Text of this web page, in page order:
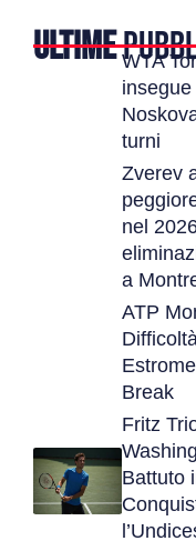
ULTIMEWTA
turni
Zverev
nel
a
ATP
Break
Fritz
Battuto